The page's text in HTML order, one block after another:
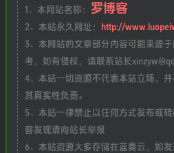
1、本网站名称： 罗博客
2、本站永久网址：
http://
3、本网站的文章部分内容可能来源
考，如有侵权，请联系站长
4、本站一切资源不代表本站立场，
其真实性负责。
5、本站一律禁止以任何方式发布或
客发现请向站长举报
6、本站资源大多存储在蓝奏云，如